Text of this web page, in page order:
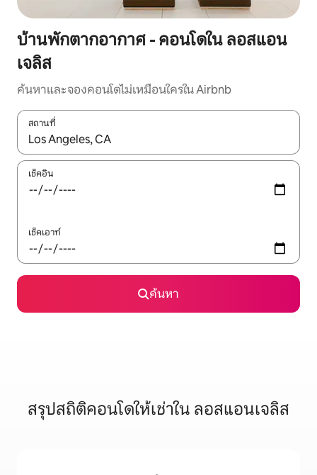
บ้านพักตากอากาศ - คอนโดใน ลอสแอน
เจลิส
ค้นหาและจองคอนโดไม่เหมือนใครใน Airbnb
สถานที่
ใช้ลูกศรขึ้นลง หรือใช้การสัมผัสหรือปัด เพื่อสำรวจผลการค้นหา
เช็คอิน
เช็คเอาท์
ค้นหา
สรุปสถิติคอนโดให้เช่าใน ลอสแอนเจลิส